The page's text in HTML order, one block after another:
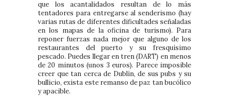
que los acantalidados resultan de lo más
tentadores para entregarse al senderismo (hay
varias rutas de diferentes dificultades señaladas
en los mapas de la oficina de turismo). Para
reponer fuerzas nada mejor que alguno de los
restaurantes del puerto y su fresquísimo
pescado. Puedes llegar en tren (DART) en menos
de 20 minutos (unos 3 euros). Parece imposible
creer que tan cerca de Dublín, de sus pubs y su
bullicio, exista este remanso de paz tan bucólico
y apacible.